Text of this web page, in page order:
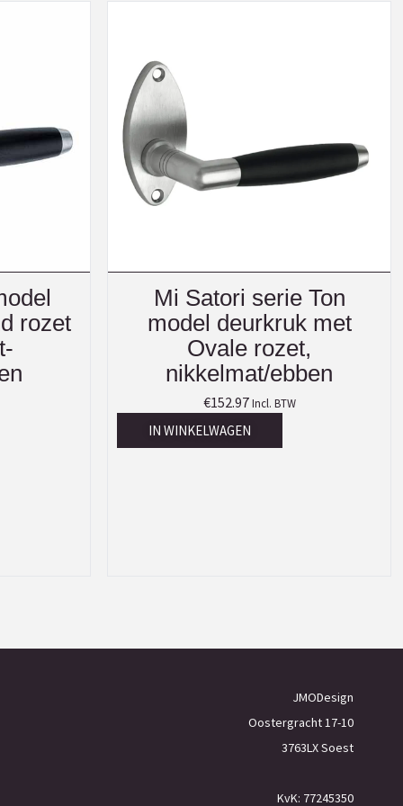
rozet
Mi Satori serie Ton
model deurkruk met
Ovale rozet,
nikkelmat/ebben
€152.97 Incl. BTW
IN WINKELWAGEN
JMODesign
Oostergracht 17-10
3763LX Soest
KvK: 77245350